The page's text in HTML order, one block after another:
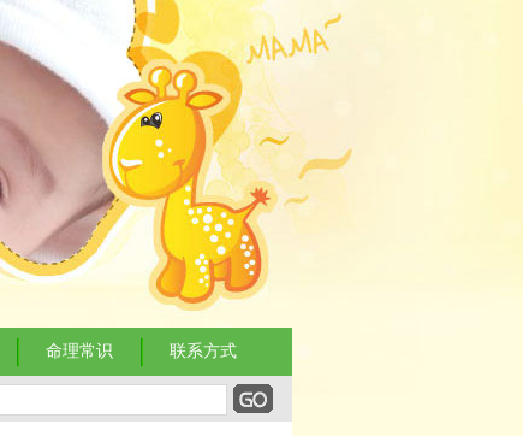
命理常识 联系方式